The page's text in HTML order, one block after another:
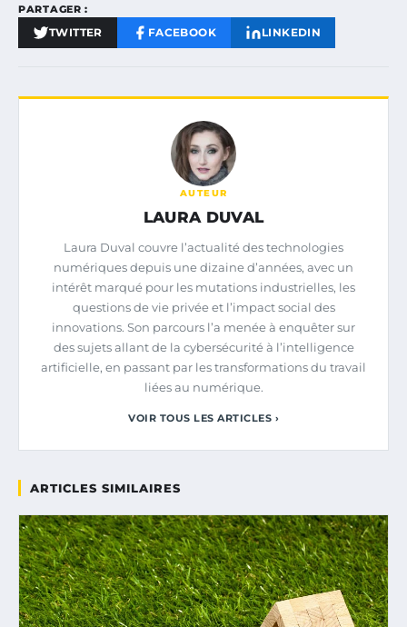
PARTAGER :
TWITTER FACEBOOK LINKEDIN
AUTEUR
LAURA DUVAL
Laura Duval couvre l’actualité des technologies
numériques depuis une dizaine d’années, avec un
intérêt marqué pour les mutations industrielles, les
questions de vie privée et l’impact social des
innovations. Son parcours l’a menée à enquêter sur
des sujets allant de la cybersécurité à l’intelligence
artificielle, en passant par les transformations du travail
liées au numérique.
VOIR TOUS LES ARTICLES ›
ARTICLES SIMILAIRES